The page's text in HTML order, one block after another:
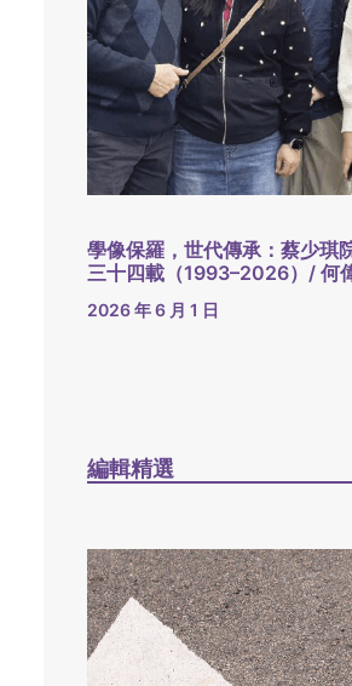
學像保羅，世代傳承：蔡少琪
三十四載（1993–2026）/ 何
2026 年 6 月 1 日
編輯精選